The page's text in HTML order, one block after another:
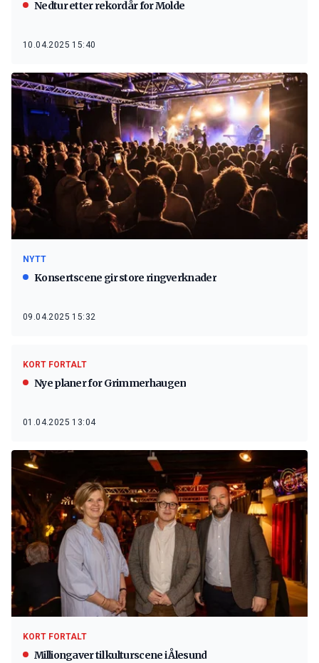
Nedtur etter rekordår for Molde
10.04.2025 15:40
NYTT
Konsertscene gir store ringverknader
09.04.2025 15:32
KORT FORTALT
Nye planer for Grimmerhaugen
01.04.2025 13:04
KORT FORTALT
Milliongaver til kulturscene i Ålesund